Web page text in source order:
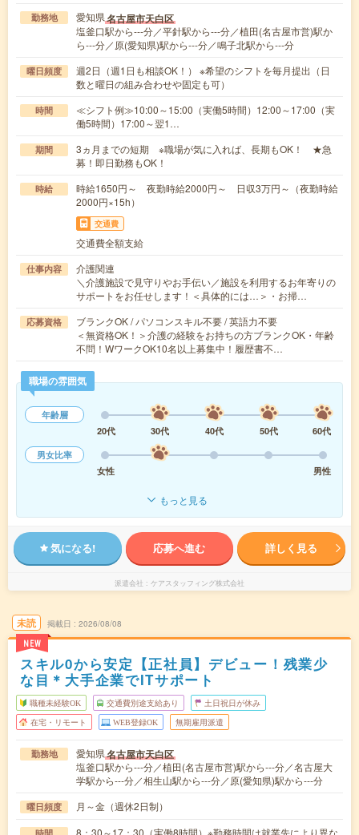
勤務地 愛知県名古屋市天白区
塩釜口駅から---分／平針駅から---分／植田(名古屋市営)駅か
ら---分／原(愛知県)駅から---分／鳴子北駅から---分
曜日頻度
週2日（週1日も相談OK！） ※希望のシフトを毎月提出（日
数と曜日の組み合わせや固定も可）
時間
≪シフト例≫10:00～15:00（実働5時間）12:00～17:00（実
働5時間）17:00～翌1…
期間
3ヵ月までの短期 ※職場が気に入れば、長期もOK！ ★急
募！即日勤務もOK！
時給
時給1650円～ 夜勤時給2000円～ 日収3万円～（夜勤時給
2000円×15h）
交通費
交通費全額支給
仕事内容
介護関連
＼介護施設で見守りやお手伝い／施設を利用するお年寄りの
サポートをお任せします！＜具体的には…＞・お掃…
応募資格
ブランクOK / パソコンスキル不要 / 英語力不要
＜無資格OK！＞介護の経験をお持ちの方ブランクOK・年齢
不問！WワークOK10名以上募集中！履歴書不…
職場の雰囲気
年齢層
20代
30代 40代 50代
60代
男女比率
女性
男性
もっと見る
気になる! 応募へ進む 詳しく見る
派遣会社 ケアスタッフィング株式会社
未読
NEW
掲載日 2026/08/08
スキル0から安定【正社員】デビュー！残業少
な目＊大手企業でITサポート
職種未経験OK 交通費別途支給あり 土日祝日が休み
在宅・リモート WEB登録OK 無期雇用派遣
勤務地 愛知県名古屋市天白区
塩釜口駅から---分／植田(名古屋市営)駅から---分／名古屋大
学駅から---分／相生山駅から---分／原(愛知県)駅から---分
曜日頻度 月～金（週休2日制）
8：30～17：30（実働8時間）※勤務時間は就業先により異な